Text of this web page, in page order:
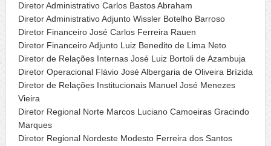
Diretor Administrativo Carlos Bastos Abraham
Diretor Administrativo Adjunto Wissler Botelho Barroso
Diretor Financeiro José Carlos Ferreira Rauen
Diretor Financeiro Adjunto Luiz Benedito de Lima Neto
Diretor de Relações Internas José Luiz Bortoli de Azambuja
Diretor Operacional Flávio José Albergaria de Oliveira Brízida
Diretor de Relações Institucionais Manuel José Menezes
Vieira
Diretor Regional Norte Marcos Luciano Camoeiras Gracindo
Marques
Diretor Regional Nordeste Modesto Ferreira dos Santos